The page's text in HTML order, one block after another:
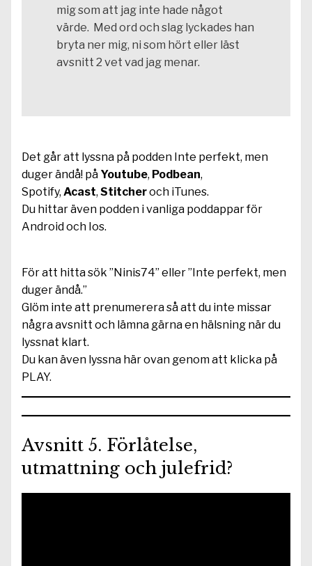
mig som att jag inte hade något
värde. Med ord och slag lyckades han
bryta ner mig, ni som hört eller läst
avsnitt 2 vet vad jag menar.
Det går att lyssna på podden Inte perfekt, men
duger ändå! på Youtube, Podbean,
Spotify, Acast, Stitcheroch iTunes.
Du hittar även podden i vanliga poddappar för
Android och Ios.
För att hitta sök ”Ninis74” eller ”Inte perfekt, men
duger ändå.”
Glöm inte att prenumerera så att du inte missar
några avsnitt och lämna gärna en hälsning när du
lyssnat klart.
Du kan även lyssna här ovan genom att klicka på
PLAY.
Avsnitt 5. Förlåtelse,
utmattning och julefrid?